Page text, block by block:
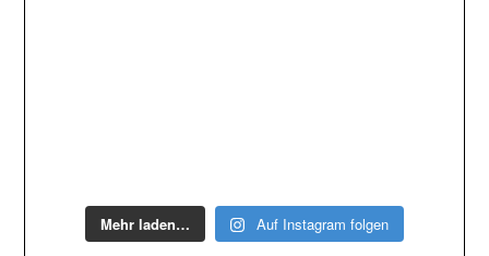
Mehr laden… Auf Instagram folgen